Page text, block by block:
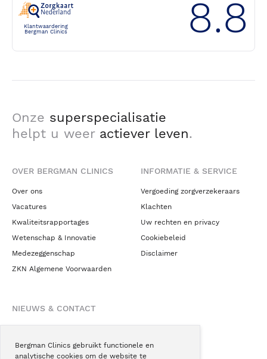
Bergman Clinics gebruikt functionele en
analytische cookies om de website te
Klantwaardering
Bergman Clinics
8.8
Onze superspecialisatie
helpt u weer actiever leven.
OVER BERGMAN CLINICS
Over ons
Vacatures
Kwaliteitsrapportages
Wetenschap & Innovatie
Medezeggenschap
ZKN Algemene Voorwaarden
INFORMATIE & SERVICE
Vergoeding zorgverzekeraars
Klachten
Uw rechten en privacy
Cookiebeleid
Disclaimer
NIEUWS & CONTACT
Blogs